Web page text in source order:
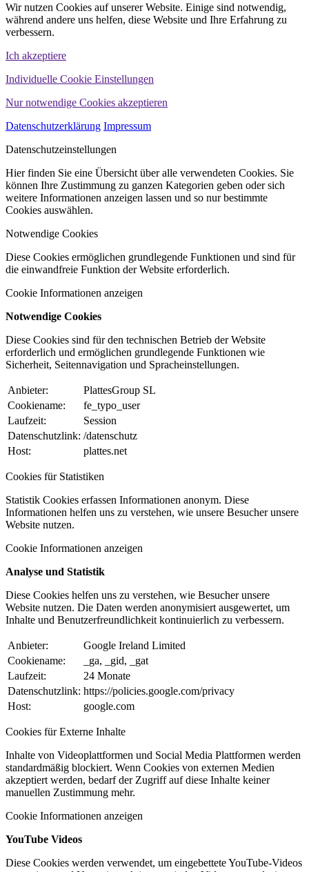
Wir nutzen Cookies auf unserer Website. Einige sind notwendig,
während andere uns helfen, diese Website und Ihre Erfahrung zu
verbessern.
Ich akzeptiere
Individuelle Cookie Einstellungen
Nur notwendige Cookies akzeptieren
Datenschutzerklärung Impressum
Datenschutzeinstellungen
Hier finden Sie eine Übersicht über alle verwendeten Cookies. Sie
können Ihre Zustimmung zu ganzen Kategorien geben oder sich
weitere Informationen anzeigen lassen und so nur bestimmte
Cookies auswählen.
Notwendige Cookies
Diese Cookies ermöglichen grundlegende Funktionen und sind für
die einwandfreie Funktion der Website erforderlich.
Cookie Informationen anzeigen
Notwendige Cookies
Diese Cookies sind für den technischen Betrieb der Website
erforderlich und ermöglichen grundlegende Funktionen wie
Sicherheit, Seitennavigation und Spracheinstellungen.
Anbieter:
PlattesGroup SL
Cookiename:
fe_typo_user
Laufzeit:
Session
Datenschutzlink: /datenschutz
Host:
plattes.net
Cookies für Statistiken
Statistik Cookies erfassen Informationen anonym. Diese
Informationen helfen uns zu verstehen, wie unsere Besucher unsere
Website nutzen.
Cookie Informationen anzeigen
Analyse und Statistik
Diese Cookies helfen uns zu verstehen, wie Besucher unsere
Website nutzen. Die Daten werden anonymisiert ausgewertet, um
Inhalte und Benutzerfreundlichkeit kontinuierlich zu verbessern.
Anbieter:
Google Ireland Limited
Cookiename:
_ga, _gid, _gat
Laufzeit:
24 Monate
Datenschutzlink: https://policies.google.com/privacy
Host:
google.com
Cookies für Externe Inhalte
Inhalte von Videoplattformen und Social Media Plattformen werden
standardmäßig blockiert. Wenn Cookies von externen Medien
akzeptiert werden, bedarf der Zugriff auf diese Inhalte keiner
manuellen Zustimmung mehr.
Cookie Informationen anzeigen
YouTube Videos
Diese Cookies werden verwendet, um eingebettete YouTube-Videos